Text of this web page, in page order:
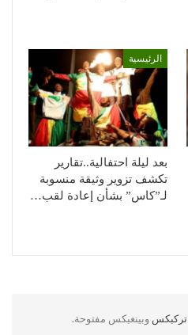
الرئيسية
بعد ليلة احتفالية..تقارير
تكشف تزوير وثيقة منسوبة
لـ”كاس” بشأن إعادة لقب…
تركبكس وبينغبكس مفتوحة.